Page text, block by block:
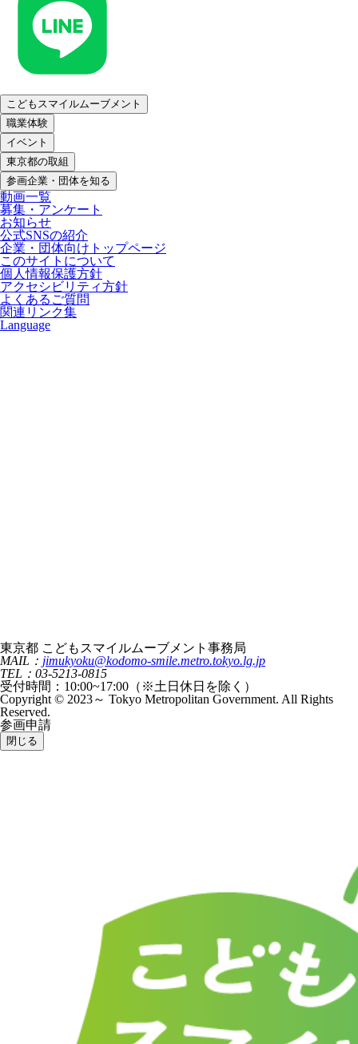
こどもスマイルムーブメント
職業体験
イベント
東京都の取組
参画企業・団体を知る
動画一覧
募集・アンケート
お知らせ
公式SNSの紹介
企業・団体向けトップページ
このサイトについて
個人情報保護方針
アクセシビリティ方針
よくあるご質問
関連リンク集
Language
東京都 こどもスマイルムーブメント事務局
MAIL： jimukyoku@kodomo-smile.metro.tokyo.lg.jp
TEL：03-5213-0815
受付時間：10:00~17:00（※土日休日を除く）
Copyright © 2023～ Tokyo Metropolitan Government. All Rights
Reserved.
参画申請
閉じる